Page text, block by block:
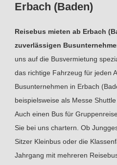
Erbach (Baden)
Reisebus mieten ab Erbach
zuverlässigen
uns auf die Busvermietung
das richtige Fahrzeug für jeden
Busunternehmen in Erbach
beispielsweise als Messe
Auch einen Bus für
Sie bei uns chartern. Ob
Sitzer Kleinbus oder die
Jahrgang mit mehreren